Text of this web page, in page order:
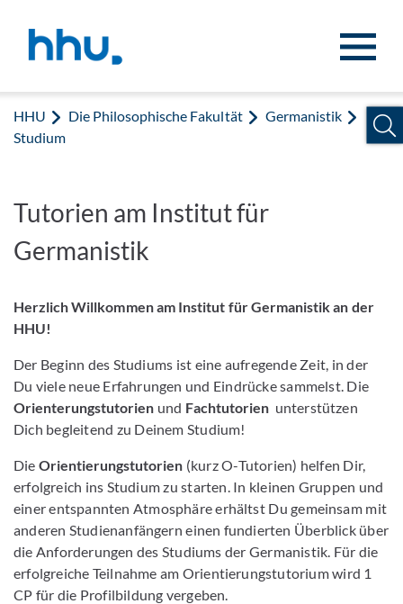
HHU Die Philosophische Fakultät
Germanistik
Studium
Tutorien am Institut für
Germanistik
Herzlich Willkommen am Institut für Germanistik an der
HHU!
Der Beginn des Studiums ist eine aufregende Zeit, in der
Du viele neue Erfahrungen und Eindrücke sammelst. Die
Orienterungstutorien und Fachtutorien unterstützen
Dich begleitend zu Deinem Studium!
DieOrientierungstutorien (kurz O-Tutorien) helfen Dir,
erfolgreich ins Studium zu starten. In kleinen Gruppen und
einer entspannten Atmosphäre erhältst Du gemeinsam mit
anderen Studienanfängern einen fundierten Überblick über
die Anforderungen des Studiums der Germanistik. Für die
erfolgreiche Teilnahme am Orientierungstutorium wird 1
CP für die Profilbildung vergeben.